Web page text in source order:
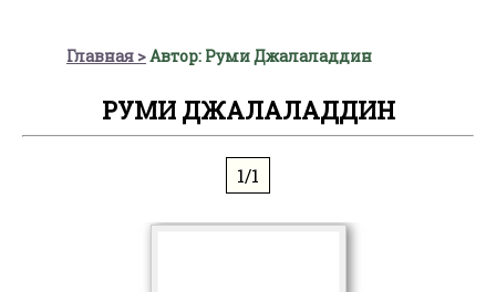
Главная Автор: Руми Джалаладдин
РУМИ ДЖАЛАЛАДДИН
1/1